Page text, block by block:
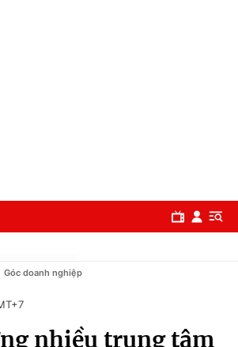
Góc doanh nghiệp
nhiều trung tâm